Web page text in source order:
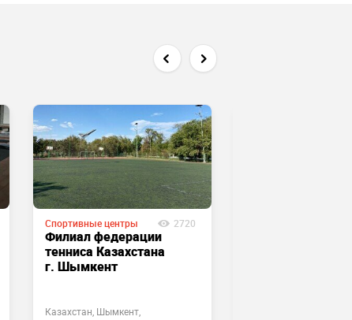
Спортивные центры 2720
Филиал федерации
тенниса Казахстана
г. Шымкент
Казахстан, Шымкент,